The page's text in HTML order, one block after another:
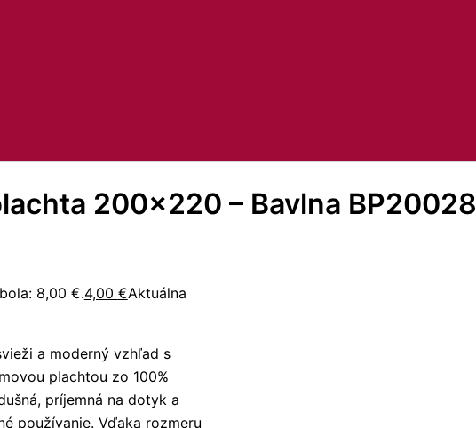
200×220 – Bavlna BP20028
8,00 €.4,00 €Aktuálna
a moderný vzhľad s
plachtou zo 100%
príjemná na dotyk a
používanie. Vďaka rozmeru